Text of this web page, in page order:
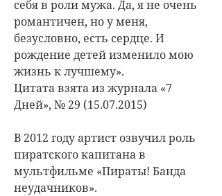
себя в роли мужа. Да, я не очень
романтичен, но у меня,
безусловно, есть сердце. И
рождение детей изменило мою
жизнь к лучшему».
Цитата взята из журнала «7
Дней», № 29 (15.07.2015)
В 2012 году артист озвучил роль
пиратского капитана в
мультфильме «Пираты! Банда
неудачников».